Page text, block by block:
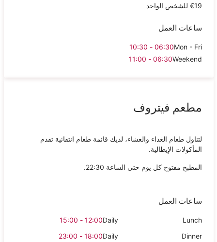
€19 للشخص الواحد
ساعات العمل
Mon - Fri
06:30 - 10:30
Weekend
06:30 - 11:00
مطعم فيتروف
لتناول طعام الغداء والعشاء، لديك قائمة طعام انتقائية تقدم
المأكولات الإيطالية.
المطبخ مفتوح كل يوم حتى الساعة 22:30.
ساعات العمل
Lunch
Daily
12:00 - 15:00
Dinner
Daily
18:00 - 23:00